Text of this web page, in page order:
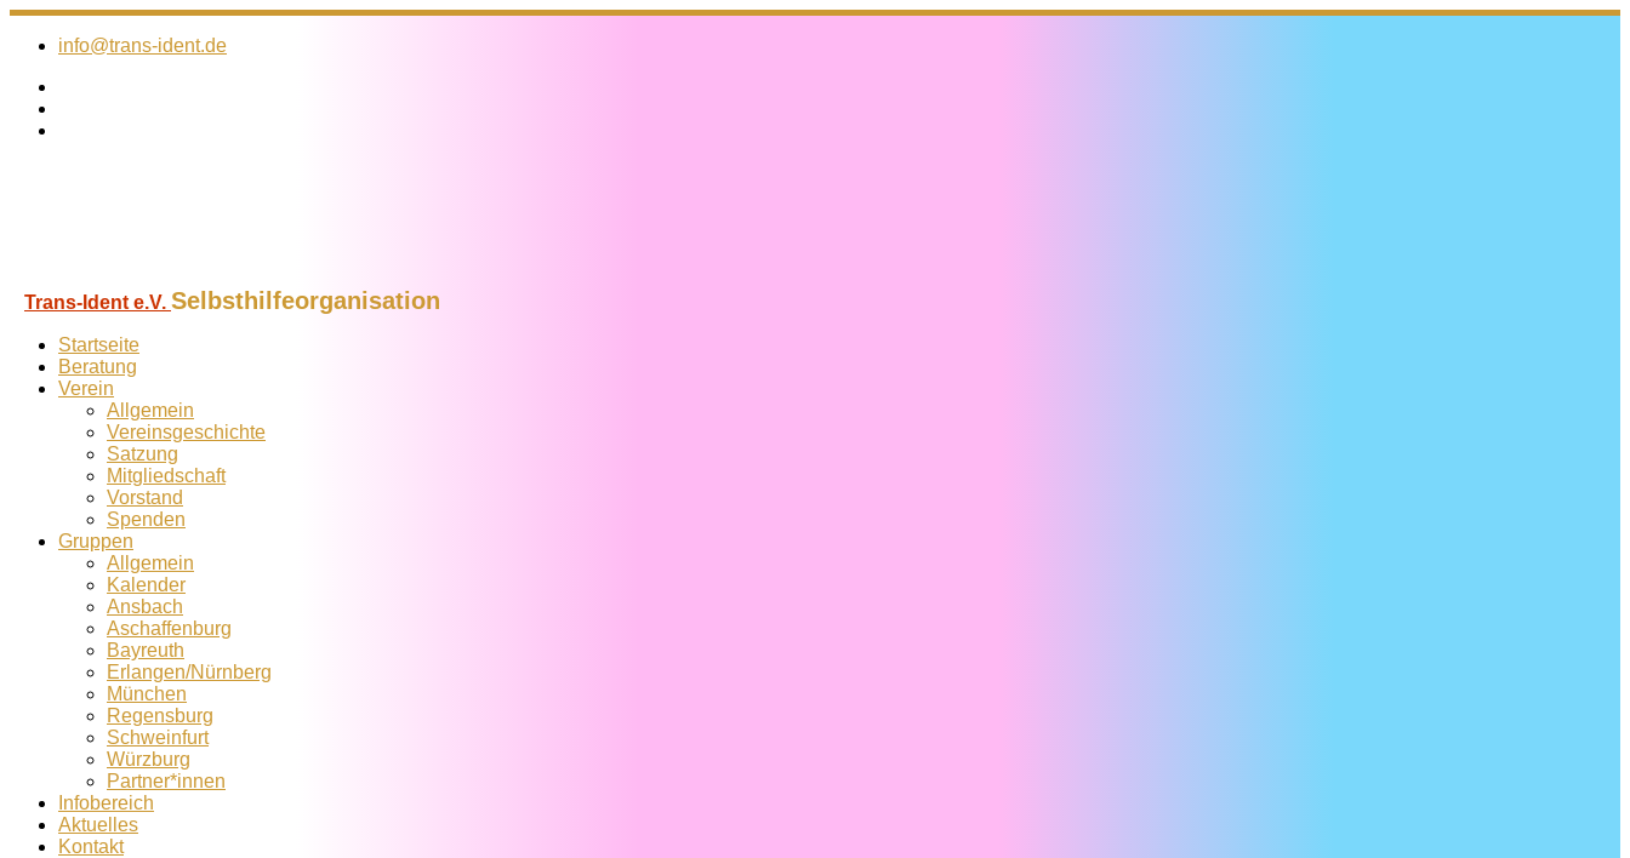
Zum
Inhalt
info@trans-ident.de
Trans-Ident e.V. Selbsthilfeorganisation
Startseite
Beratung
Verein
Allgemein
Vereins­geschichte
Satzung
Mitglied­schaft
Vorstand
Spenden
Gruppen
Allgemein
Kalender
Ansbach
Aschaffenburg
Bayreuth
Erlangen/Nürnberg
München
Regensburg
Schweinfurt
Würzburg
Partner*innen
Infobereich
Aktuelles
Kontakt